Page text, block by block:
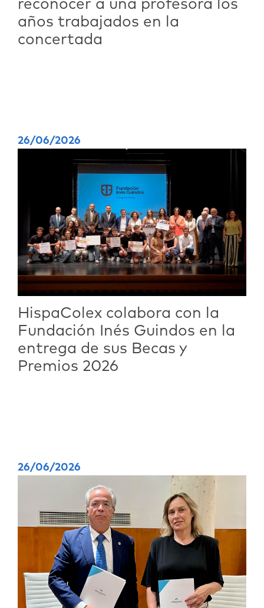
reconocer a una profesora los
años trabajados en la
concertada
26/06/2026
HispaColex colabora con la
Fundación Inés Guindos en la
entrega de sus Becas y
Premios 2026
26/06/2026